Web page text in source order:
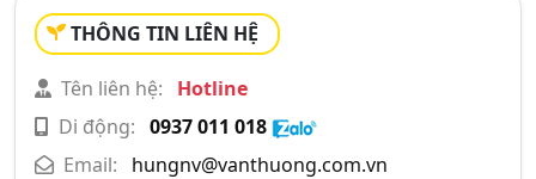
THÔNG TIN LIÊN HỆ
Tên liên hệ:
Hotline
Di động: 0937 011 018
Email:
hungnv@vanthuong.com.vn